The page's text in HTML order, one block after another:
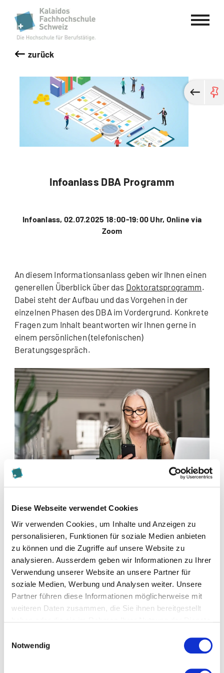
Diese Webseite verwendet Cookies
Wir verwenden Cookies, um Inhalte und Anzeigen zu
personalisieren, Funktionen für soziale Medien anbieten
zu können und die Zugriffe auf unsere Website zu
analysieren. Ausserdem geben wir Informationen zu Ihrer
Verwendung unserer Website an unsere Partner für
soziale Medien, Werbung und Analysen weiter. Unsere
Partner führen diese Informationen möglicherweise mit
weiteren Daten zusammen, die Sie ihnen bereitgestellt
Notwendig
Kalaidos Fachhochschule Schweiz
zurück
Infoanlass DBA Programm
Infoanlass, 02.07.2025 18:00-19:00 Uhr, Online via
Zoom
An diesem Informationsanlass geben wir Ihnen einen
generellen Überblick über das Doktoratsprogramm.
Dabei steht der Aufbau und das Vorgehen in der
einzelnen Phasen des DBA im Vordergrund. Konkrete
Fragen zum Inhalt beantworten wir Ihnen gerne in
einem persönlichen (telefonischen)
Beratungsgespräch.
Diese Seite teilen